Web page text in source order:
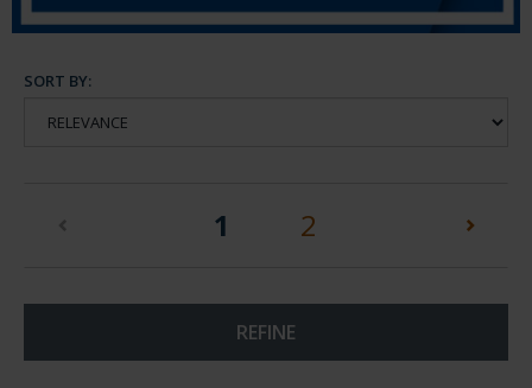
SORT BY:
1 (current)
2
REFINE